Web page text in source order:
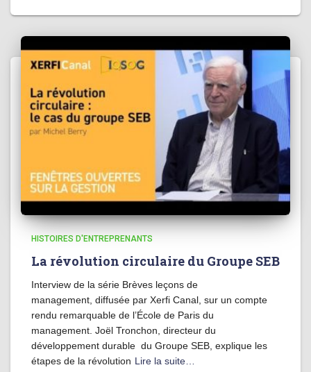
HISTOIRES D'ENTREPRENANTS
La révolution circulaire du Groupe SEB
Interview de la série Brèves leçons de
management, diffusée par Xerfi Canal, sur un compte
rendu remarquable de l’École de Paris du
management. Joël Tronchon, directeur du
développement durable du Groupe SEB, explique les
étapes de la révolution Lire la suite…